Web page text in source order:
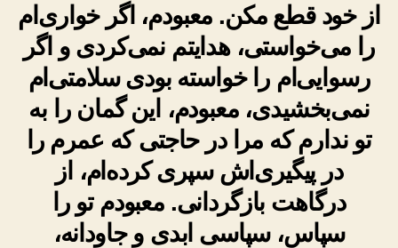
از خود قطع مکن. معبودم، اگر خواری‌ام
را می‌خواستی، هدایتم نمی‌کردی و اگر
رسوایی‌ام را خواسته بودی سلامتی‌ام
نمی‌بخشیدی، معبودم، این گمان را به
تو ندارم که مرا در حاجتی که عمرم را
در پیگیری‌اش سپری کرده‌ام، از
درگاهت بازگردانی. معبودم تو را
سپاس، سپاسی ابدی و جاودانه،